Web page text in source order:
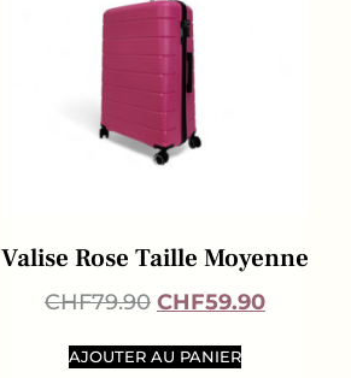
Valise Rose Taille Moyenne
CHF79.90 CHF59.90
AJOUTER AU PANIER